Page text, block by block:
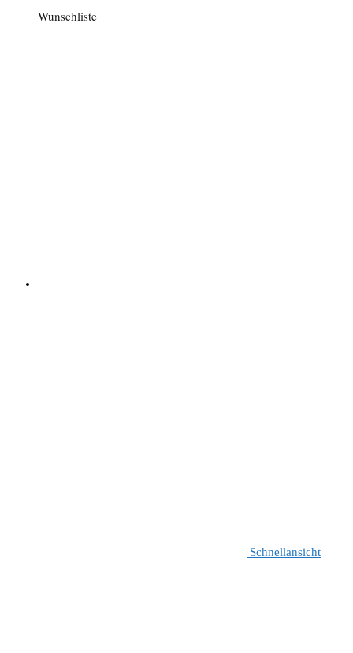
Wunschliste
Schnellansicht